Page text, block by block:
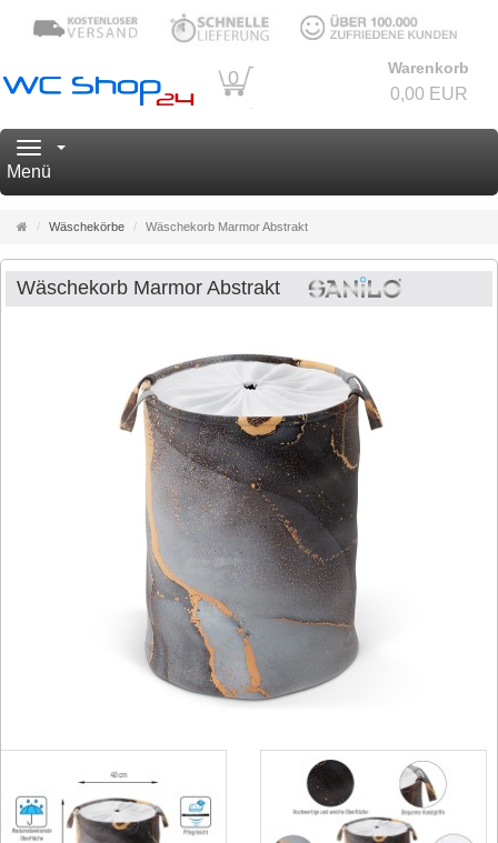
0 Warenkorb
0,00 EUR
Navigation
Menü
Startseite
Wäschekörbe Wäschekorb Marmor Abstrakt
Wäschekorb Marmor Abstrakt